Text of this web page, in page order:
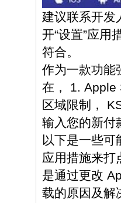
建议联系开发
开“设置”应用
符合。
作为一款功能
在， 1. Apple
区域限制，
输入您的新付
以下是一些
应用措施来打
是通过更改
载的原因及解